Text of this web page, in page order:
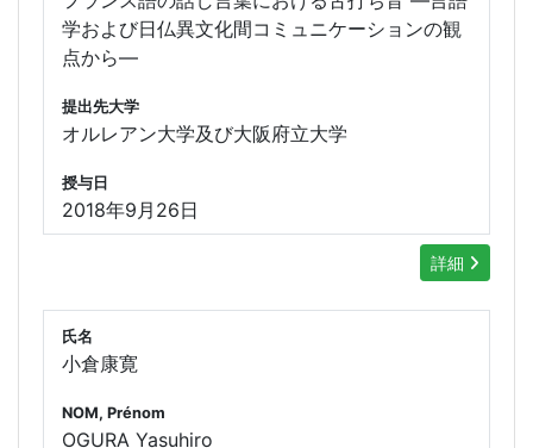
学および日仏異文化間コミュニケーションの観
点から―
提出先大学
オルレアン大学及び大阪府立大学
授与日
2018年9月26日
詳細
氏名
小倉康寛
NOM, Prénom
OGURA Yasuhiro